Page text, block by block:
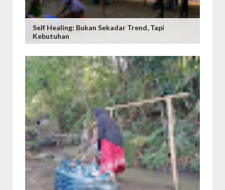
Self Healing: Bukan Sekadar Trend, Tapi
Kebutuhan